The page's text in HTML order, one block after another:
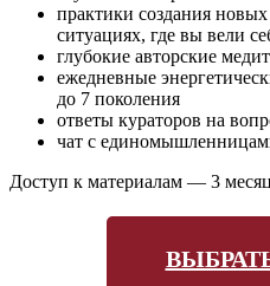
практики создания
ситуациях, где вы вели
глубокие авторские
ежедневные
до 7 поколения
ответы кураторов на
чат с
Доступ к материалам — 3